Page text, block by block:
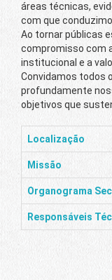
áreas técnicas,
com que
Ao tornar públicas
compromisso com
institucional e a
Convidamos todos
profundamente
objetivos que
Localização
Missão
Organograma
Responsáveis